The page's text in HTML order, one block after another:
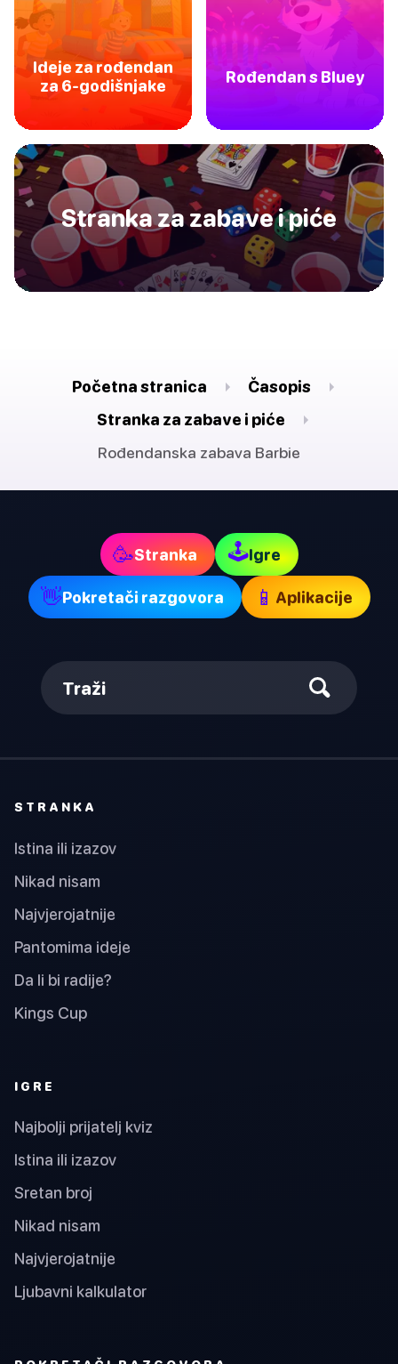
Ideje za rođendan
za 6-godišnjake
Rođendan s Bluey
Stranka za zabave i piće
Početna stranica
Časopis
Stranka za zabave i piće
Rođendanska zabava Barbie
🥳Stranka 🕹Igre
👋Pokretači razgovora 📱 Aplikacije
Traži
STRANKA
Istina ili izazov
Nikad nisam
Najvjerojatnije
Pantomima ideje
Da li bi radije?
Kings Cup
IGRE
Najbolji prijatelj kviz
Istina ili izazov
Sretan broj
Nikad nisam
Najvjerojatnije
Ljubavni kalkulator